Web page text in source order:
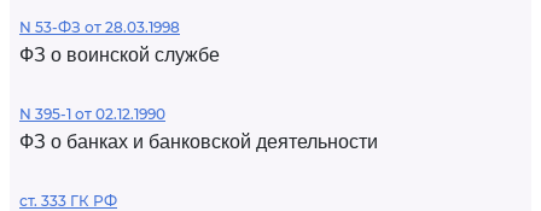
N 53-ФЗ от 28.03.1998
ФЗ о воинской службе
N 395-1 от 02.12.1990
ФЗ о банках и банковской деятельности
ст. 333 ГК РФ